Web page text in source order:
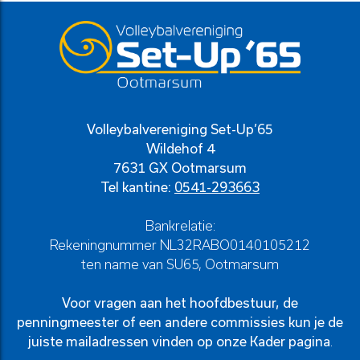
Volleybalvereniging Set-Up’65
Wildehof 4
7631 GX Ootmarsum
Tel kantine: 0541-293663
Bankrelatie:
Rekeningnummer NL32RABO0140105212
ten name van SU65, Ootmarsum
Voor vragen aan het hoofdbestuur, de
penningmeester of een andere commissies kun je de
juiste mailadressen vinden op onze Kader pagina